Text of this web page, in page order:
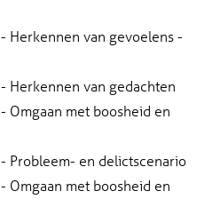
- Herkennen van gevoelens -
- Herkennen van gedachten
- Omgaan met boosheid en
- Probleem- en delictscenario
- Omgaan met boosheid en